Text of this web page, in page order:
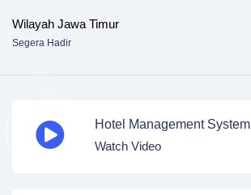
Wilayah Jawa Timur
Segera Hadir
Hotel Management System
Watch Video